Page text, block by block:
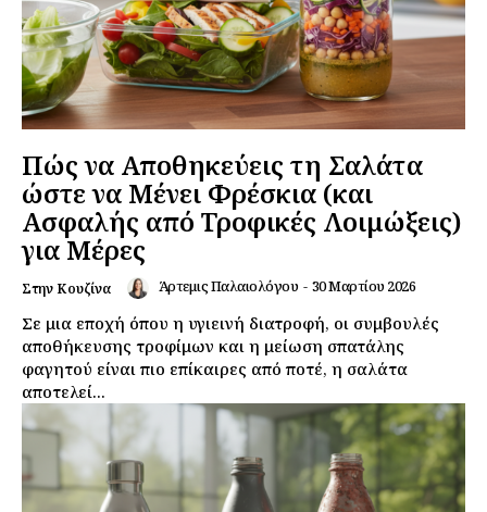
Πώς να Αποθηκεύεις τη Σαλάτα
ώστε να Μένει Φρέσκια (και
Ασφαλής από Τροφικές Λοιμώξεις)
για Μέρες
Στην Κουζίνα Άρτεμις Παλαιολόγου - 30 Μαρτίου 2026
Σε μια εποχή όπου η υγιεινή διατροφή, οι συμβουλές
αποθήκευσης τροφίμων και η μείωση σπατάλης
φαγητού είναι πιο επίκαιρες από ποτέ, η σαλάτα
αποτελεί...